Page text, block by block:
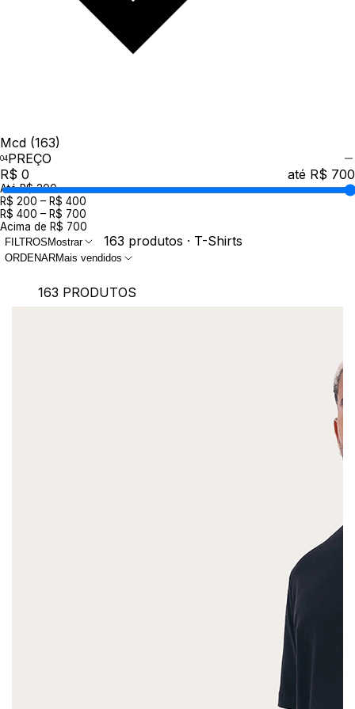
Mcd (163)
PREÇO
R$ 0
até R$ 700
Até R$ 200
R$ 200 – R$ 400
R$ 400 – R$ 700
Acima de R$ 700
FILTROS Mostrar 163 produtos · T-Shirts
ORDENARMais vendidos
163 PRODUTOS